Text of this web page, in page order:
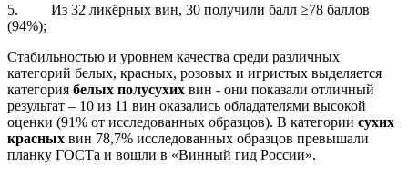
5. Из 32 ликёрных вин, 30 получили балл ≥78 баллов
(94%);
Стабильностью и уровнем качества среди различных
категорий белых, красных, розовых и игристых выделяется
категория белых полусухих вин - они показали отличный
результат – 10 из 11 вин оказались обладателями высокой
оценки (91% от исследованных образцов). В категории сухих
красных вин 78,7% исследованных образцов превышали
планку ГОСТа и вошли в «Винный гид России».